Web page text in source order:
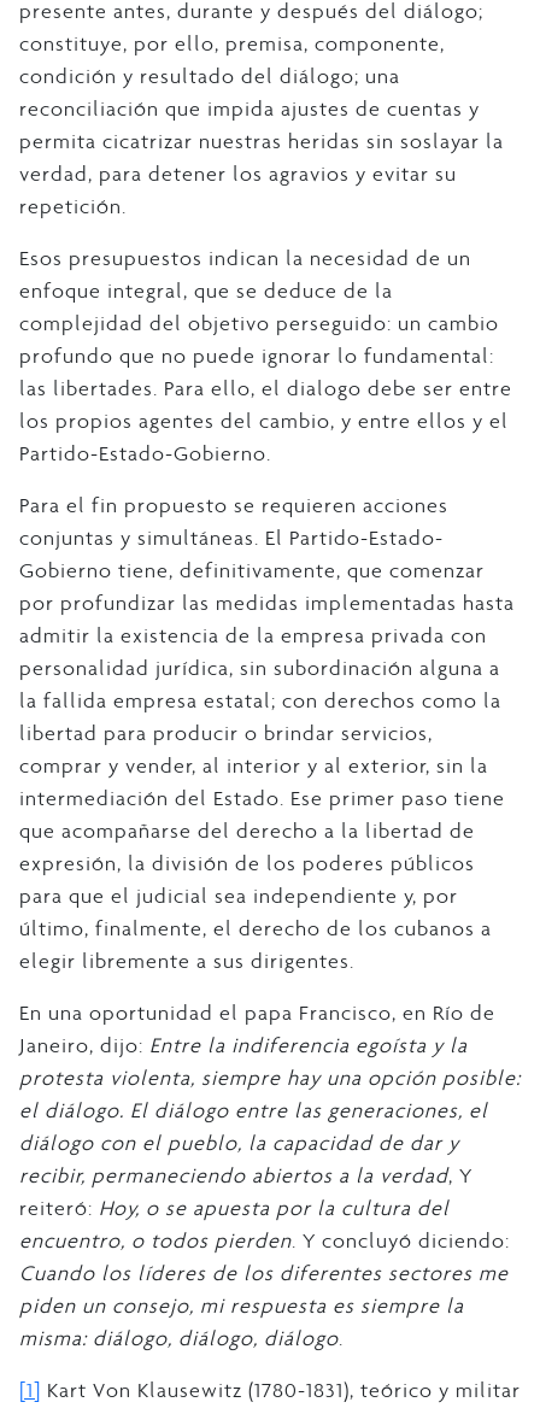
presente antes, durante y después del diálogo;
constituye, por ello, premisa, componente,
condición y resultado del diálogo; una
reconciliación que impida ajustes de cuentas y
permita cicatrizar nuestras heridas sin soslayar la
verdad, para detener los agravios y evitar su
repetición.
Esos presupuestos indican la necesidad de un
enfoque integral, que se deduce de la
complejidad del objetivo perseguido: un cambio
profundo que no puede ignorar lo fundamental:
las libertades. Para ello, el dialogo debe ser entre
los propios agentes del cambio, y entre ellos y el
Partido-Estado-Gobierno.
Para el fin propuesto se requieren acciones
conjuntas y simultáneas. El Partido-Estado-
Gobierno tiene, definitivamente, que comenzar
por profundizar las medidas implementadas hasta
admitir la existencia de la empresa privada con
personalidad jurídica, sin subordinación alguna a
la fallida empresa estatal; con derechos como la
libertad para producir o brindar servicios,
comprar y vender, al interior y al exterior, sin la
intermediación del Estado. Ese primer paso tiene
que acompañarse del derecho a la libertad de
expresión, la división de los poderes públicos
para que el judicial sea independiente y, por
último, finalmente, el derecho de los cubanos a
elegir libremente a sus dirigentes.
En una oportunidad el papa Francisco, en Río de
Janeiro, dijo: Entre la indiferencia egoísta y la
protesta violenta, siempre hay una opción posible:
el diálogo. El diálogo entre las generaciones, el
diálogo con el pueblo, la capacidad de dar y
recibir, permaneciendo abiertos a la verdad, Y
reiteró: Hoy, o se apuesta por la cultura del
encuentro, o todos pierden. Y concluyó diciendo:
Cuando los líderes de los diferentes sectores me
piden un consejo, mi respuesta es siempre la
misma: diálogo, diálogo, diálogo.
[1] Kart Von Klausewitz (1780-1831), teórico y militar